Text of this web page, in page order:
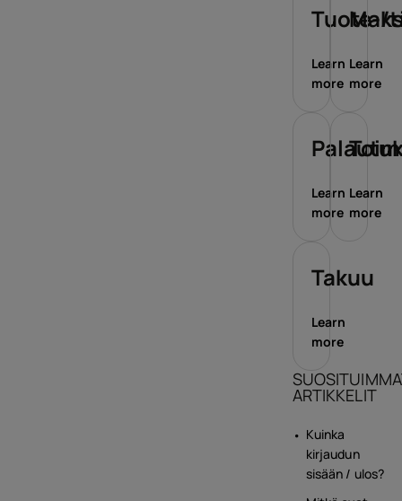
Tuote-/
Learn
more
Learn
more
Learn
more
Learn
more
Takuu
Learn
more
ARTIKKELIT
Kuinka
kirjaudun
sisään / ulos?